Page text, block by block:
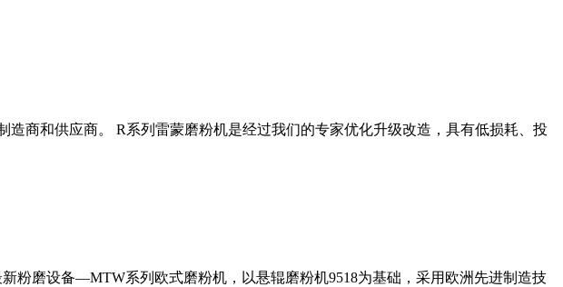
商和供应商。 R系列雷蒙磨粉机是经过我们的专家优化升级改造，具有低损耗、投
粉磨设备—MTW系列欧式磨粉机，以悬辊磨粉机9518为基础，采用欧洲先进制造技